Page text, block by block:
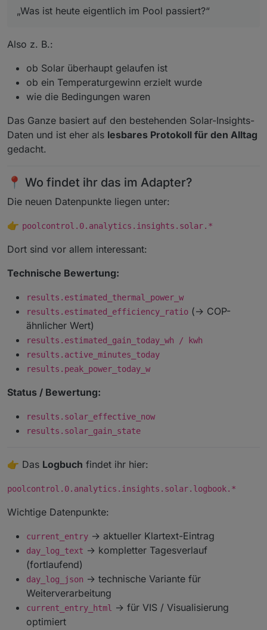
„Was ist heute eigentlich im Pool passiert?“
Also z. B.:
ob Solar überhaupt gelaufen ist
ob ein Temperaturgewinn erzielt wurde
wie die Bedingungen waren
Das Ganze basiert auf den bestehenden Solar-Insights-
Daten und ist eher als lesbares Protokoll für den Alltag
gedacht.
📍 Wo findet ihr das im Adapter?
Die neuen Datenpunkte liegen unter:
👉 poolcontrol.0.analytics.insights.solar.*
Dort sind vor allem interessant:
Technische Bewertung:
results.estimated_thermal_power_w
results.estimated_efficiency_ratio (→ COP-
ähnlicher Wert)
results.estimated_gain_today_wh / kwh
results.active_minutes_today
results.peak_power_today_w
Status / Bewertung:
results.solar_effective_now
results.solar_gain_state
👉 Das Logbuch findet ihr hier:
poolcontrol.0.analytics.insights.solar.logbook.*
Wichtige Datenpunkte:
current_entry → aktueller Klartext-Eintrag
day_log_text → kompletter Tagesverlauf
(fortlaufend)
day_log_json → technische Variante für
Weiterverarbeitung
current_entry_html → für VIS / Visualisierung
optimiert